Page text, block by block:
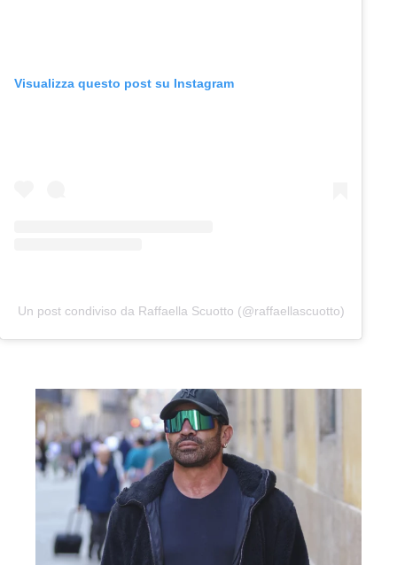
Visualizza questo post su Instagram
Un post condiviso da Raffaella Scuotto (@raffaellascuotto)